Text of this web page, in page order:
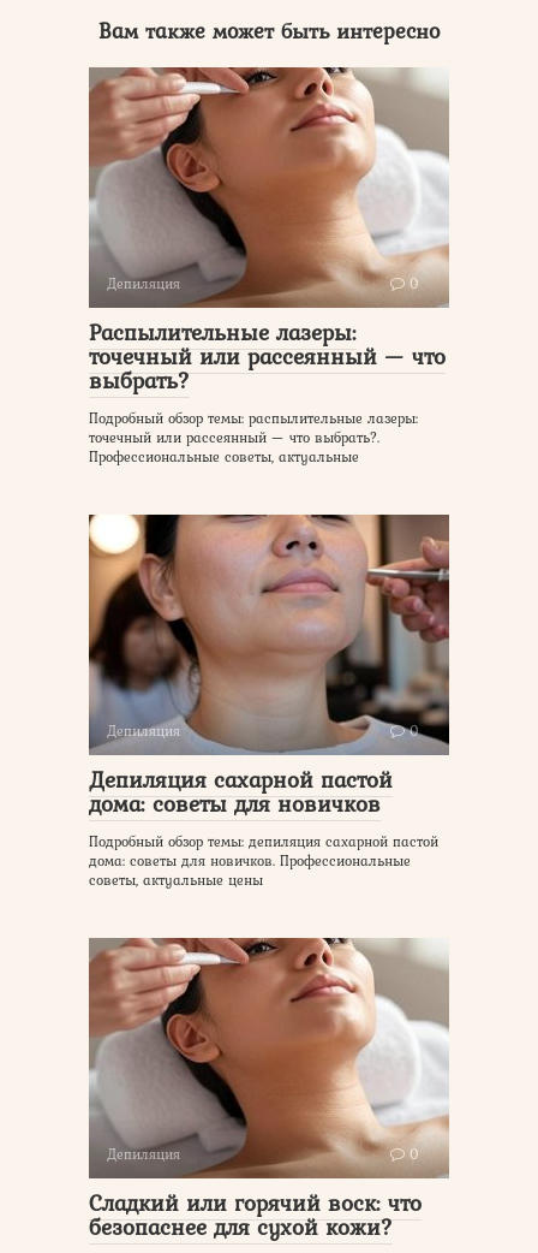
Вам также может быть интересно
Депиляция 0
Распылительные лазеры:
точечный или рассеянный — что
выбрать?
Подробный обзор темы: распылительные лазеры:
точечный или рассеянный — что выбрать?.
Профессиональные советы, актуальные
Депиляция 0
Депиляция сахарной пастой
дома: советы для новичков
Подробный обзор темы: депиляция сахарной пастой
дома: советы для новичков. Профессиональные
советы, актуальные цены
Депиляция 0
Сладкий или горячий воск: что
безопаснее для сухой кожи?